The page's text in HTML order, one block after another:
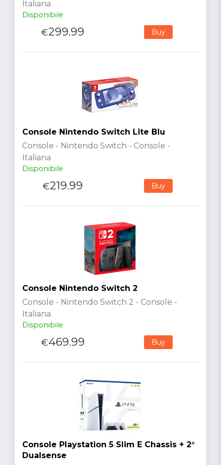
Italiana
Disponibile
€299.99 Buy
Console Nintendo Switch Lite Blu
Console - Nintendo Switch - Console -
Italiana
Disponibile
€219.99 Buy
Console Nintendo Switch 2
Console - Nintendo Switch 2 - Console -
Italiana
Disponibile
€469.99 Buy
Console Playstation 5 Slim E Chassis + 2°
Dualsense